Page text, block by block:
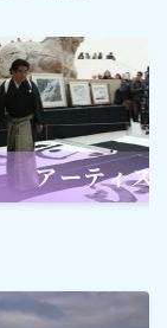
アーティス